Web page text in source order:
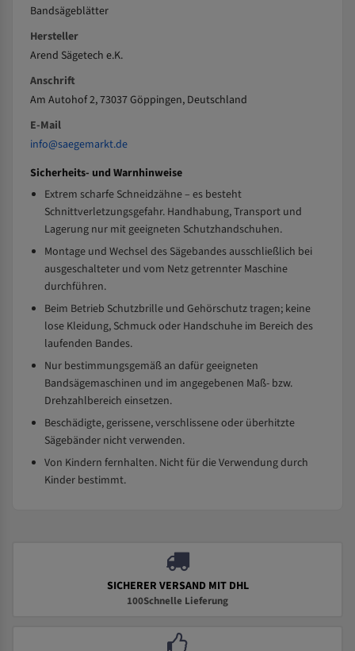
Bandsägeblätter
Hersteller
Arend Sägetech e.K.
Anschrift
Am Autohof 2, 73037 Göppingen, Deutschland
E-Mail
info@saegemarkt.de
Sicherheits- und Warnhinweise
Extrem scharfe Schneidzähne – es besteht
Schnittverletzungsgefahr. Handhabung, Transport und
Lagerung nur mit geeigneten Schutzhandschuhen.
Montage und Wechsel des Sägebandes ausschließlich bei
ausgeschalteter und vom Netz getrennter Maschine
durchführen.
Beim Betrieb Schutzbrille und Gehörschutz tragen; keine
lose Kleidung, Schmuck oder Handschuhe im Bereich des
laufenden Bandes.
Nur bestimmungsgemäß an dafür geeigneten
Bandsägemaschinen und im angegebenen Maß- bzw.
Drehzahlbereich einsetzen.
Beschädigte, gerissene, verschlissene oder überhitzte
Sägebänder nicht verwenden.
Von Kindern fernhalten. Nicht für die Verwendung durch
Kinder bestimmt.
SICHERER VERSAND MIT DHL
100Schnelle Lieferung